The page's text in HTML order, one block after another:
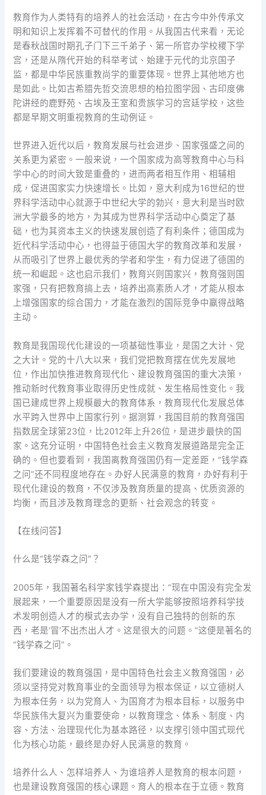
教育作为人类特有的培养人的社会活动，在古今中外传承文
明和知识上发挥着不可替代的作用。从我国古代来看，无论
是春秋战国时期孔子门下三千弟子、第一所官办学校稷下学
宫，还是从隋代开始的科举考试、始建于元代的北京国子
监，都是中华民族重教尚学的重要体现。世界上其他地方也
是如此。比如古希腊先哲交流思想的柏拉图学园、古印度佛
陀讲经的鹿野苑、古埃及王室和贵族学习的宫廷学校，这些
都是早期文明重视教育的生动例证。
世界进入近代以后，教育发展与社会进步、国家强盛之间的
关系更为紧密。一般来说，一个国家成为高等教育中心与科
学中心的时间大致是重叠的，进而两者相互作用、相辅相
成，促进国家实力快速增长。比如，意大利成为16世纪的世
界科学活动中心就源于中世纪大学的勃兴，意大利是当时欧
洲大学最多的地方，为其成为世界科学活动中心奠定了基
础，也为其资本主义的快速发展创造了有利条件；德国成为
近代科学活动中心，也得益于德国大学的教育改革和发展，
从而吸引了世界上最优秀的学者和学生，有力促进了德国的
统一和崛起。这也启示我们，教育兴则国家兴，教育强则国
家强，只有把教育搞上去，培养出高素质人才，才能从根本
上增强国家的综合国力，才能在激烈的国际竞争中赢得战略
主动。
教育是我国现代化建设的一项基础性事业，是国之大计、党
之大计。党的十八大以来，我们党把教育摆在优先发展地
位，作出加快推进教育现代化、建设教育强国的重大决策，
推动新时代教育事业取得历史性成就、发生格局性变化。我
国已建成世界上规模最大的教育体系，教育现代化发展总体
水平跨入世界中上国家行列。据测算，我国目前的教育强国
指数居全球第23位，比2012年上升26位，是进步最快的国
家。这充分证明，中国特色社会主义教育发展道路是完全正
确的。但也要看到，我国离教育强国仍有一定差距，“钱学森
之问”还不同程度地存在。办好人民满意的教育，办好有利于
现代化建设的教育，不仅涉及教育质量的提高、优质资源的
均衡，而且涉及教育理念的更新、社会观念的转变。
【在线问答】
什么是“钱学森之问”？
2005年，我国著名科学家钱学森提出：“现在中国没有完全发
展起来，一个重要原因是没有一所大学能够按照培养科学技
术发明创造人才的模式去办学，没有自己独特的创新的东
西，老是‘冒’不出杰出人才。这是很大的问题。”这便是著名的
“钱学森之问”。
我们要建设的教育强国，是中国特色社会主义教育强国，必
须以坚持党对教育事业的全面领导为根本保证，以立德树人
为根本任务，以为党育人、为国育才为根本目标，以服务中
华民族伟大复兴为重要使命，以教育理念、体系、制度、内
容、方法、治理现代化为基本路径，以支撑引领中国式现代
化为核心功能，最终是办好人民满意的教育。
培养什么人、怎样培养人、为谁培养人是教育的根本问题，
也是建设教育强国的核心课题。育人的根本在于立德。教育